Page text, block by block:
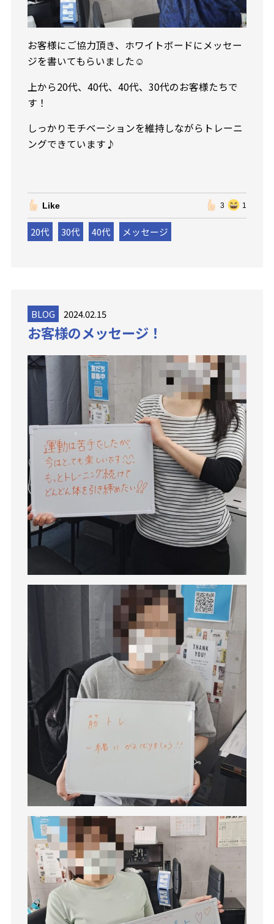
お客様にご協力頂き、ホワイトボードにメッセー
ジを書いてもらいました☺️
上から20代、40代、40代、30代のお客様たちで
す！
しっかりモチベーションを維持しながらトレーニ
ングできています♪
Like 3 1
20代 30代 40代 メッセージ
BLOG 2024.02.15
お客様のメッセージ！